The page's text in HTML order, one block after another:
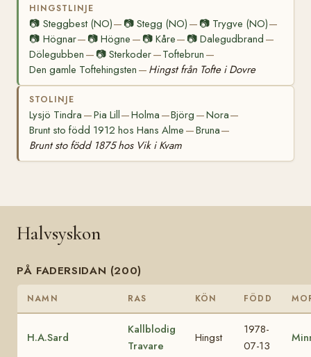
HINGSTLINJE
📷 Steggbest (NO)— 📷Stegg (NO) — 📷 Trygve (NO)—
📷 Högnar— 📷Högne — 📷 Kåre— 📷 Dalegudbrand —
Dölegubben — 📷Sterkoder—Toftebrun —
Den gamle Toftehingsten — Hingst från Tofte i Dovre
STOLINJE
Lysjö Tindra —Pia Lill—Holma —Björg —Nora—
Brunt sto född 1912 hos Hans Alme —Bruna—
Brunt sto född 1875 hos Vik i Kvam
Halvsyskon
PÅ FADERSIDAN (200)
NAMN RAS KÖN FÖDD
H.A.Sard
Kallblodig
Travare
Hingst
1978-
07-13